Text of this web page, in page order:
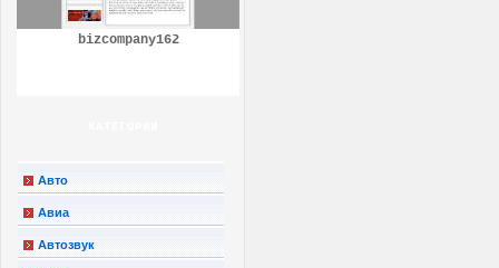
bizcompany162
Авто
Авиа
Автозвук